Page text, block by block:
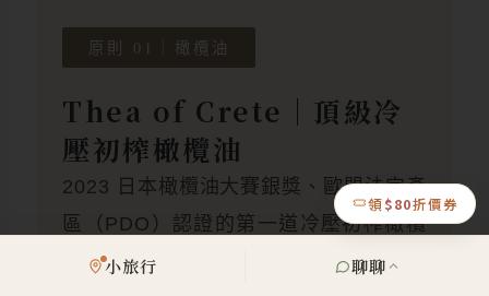
原則 01｜橄欖油
Thea of Crete｜頂級冷
壓初榨橄欖油
2023 日本橄欖油大賽銀獎、歐盟法定產
區（PDO）認證的第一道冷壓初榨橄欖
油。適合中溫煎煮、生飲、淋沙拉。地
領$80折價券
小旅行 聊聊